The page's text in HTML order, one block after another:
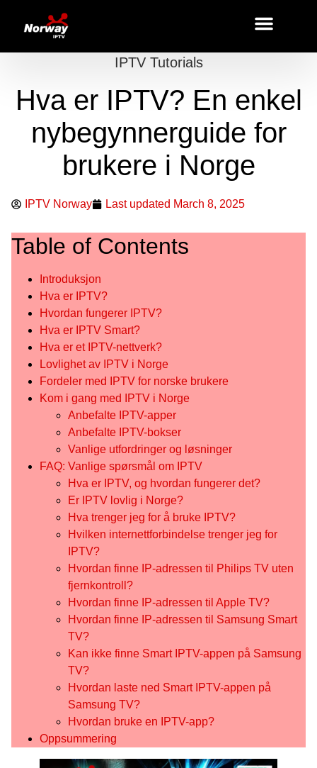
IPTV Tutorials
Hva er IPTV? En enkel
nybegynnerguide for
brukere i Norge
IPTV Norway Last updated March 8, 2025
Table of Contents
Introduksjon
Hva er IPTV?
Hvordan fungerer IPTV?
Hva er IPTV Smart?
Hva er et IPTV-nettverk?
Lovlighet av IPTV i Norge
Fordeler med IPTV for norske brukere
Kom i gang med IPTV i Norge
Anbefalte IPTV-apper
Anbefalte IPTV-bokser
Vanlige utfordringer og løsninger
FAQ: Vanlige spørsmål om IPTV
Hva er IPTV, og hvordan fungerer det?
Er IPTV lovlig i Norge?
Hva trenger jeg for å bruke IPTV?
Hvilken internettforbindelse trenger jeg for
IPTV?
Hvordan finne IP-adressen til Philips TV uten
fjernkontroll?
Hvordan finne IP-adressen til Apple TV?
Hvordan finne IP-adressen til Samsung Smart
TV?
Kan ikke finne Smart IPTV-appen på Samsung
TV?
Hvordan laste ned Smart IPTV-appen på
Samsung TV?
Hvordan bruke en IPTV-app?
Oppsummering